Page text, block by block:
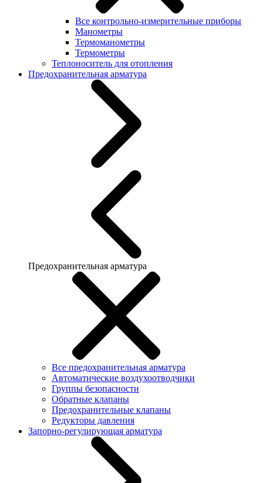
Все контрольно-измерительные приборы
Манометры
Термоманометры
Термометры
Теплоноситель для отопления
Предохранительная арматура
Предохранительная арматура
Все предохранительная арматура
Автоматические воздухоотводчики
Группы безопасности
Обратные клапаны
Предохранительные клапаны
Редукторы давления
Запорно-регулирующая арматура